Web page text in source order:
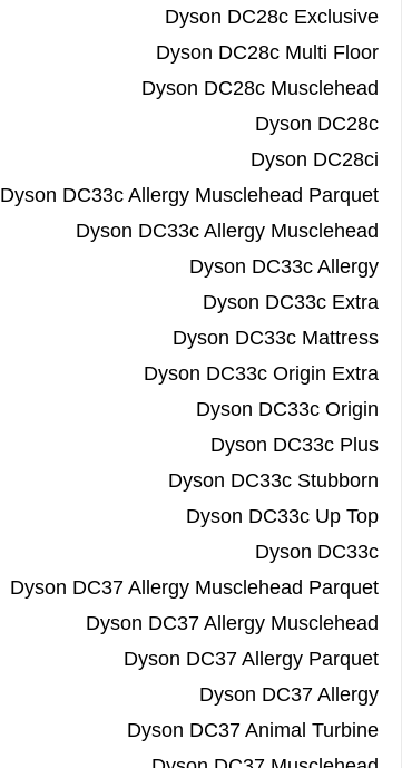
Dyson DC28c Exclusive
Dyson DC28c Multi Floor
Dyson DC28c Musclehead
Dyson DC28c
Dyson DC28ci
Dyson DC33c Allergy Musclehead Parquet
Dyson DC33c Allergy Musclehead
Dyson DC33c Allergy
Dyson DC33c Extra
Dyson DC33c Mattress
Dyson DC33c Origin Extra
Dyson DC33c Origin
Dyson DC33c Plus
Dyson DC33c Stubborn
Dyson DC33c Up Top
Dyson DC33c
Dyson DC37 Allergy Musclehead Parquet
Dyson DC37 Allergy Musclehead
Dyson DC37 Allergy Parquet
Dyson DC37 Allergy
Dyson DC37 Animal Turbine